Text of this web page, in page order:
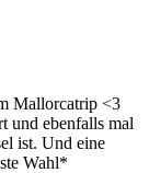
Mallorcatrip <3
und ebenfalls mal
ist. Und eine
Wahl*